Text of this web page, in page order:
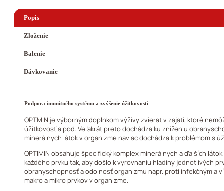
Popis
Zloženie
Balenie
Dávkovanie
Podpora imunitného systému a zvýšenie úžitkovosti
OPTMIN je výborným doplnkom výživy zvierat v zajatí, ktoré
úžitkovosť a pod. Veľakrát preto dochádza ku zníženiu
minerálnych látok v organizme naviac dochádza k problémom s
OPTIMIN obsahuje špecifický komplex minerálnych a ďalších
každého prvku tak, aby došlo k vyrovnaniu hladiny jednotlivých
obranyschopnosť a odolnosť organizmu napr. proti infekčným a
makro a mikro prvkov v organizme.